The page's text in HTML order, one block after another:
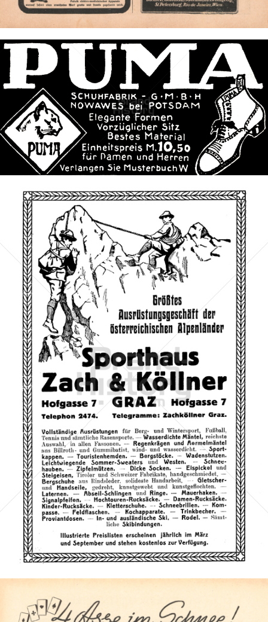
Bild-ID: 3152
PUMA PUMA AG RUDOLF DASSLER SPORT 1913
Bild-ID: 41127
Zach & Köllner, GRAZ Zach & Köllner, GRAZ 1920
Bild-ID: 67729